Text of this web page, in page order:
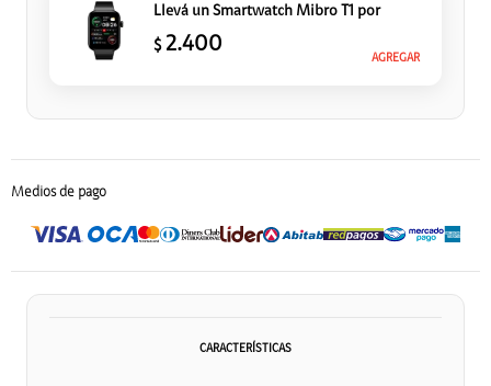
AGREGAR
Llevá un Smartwatch Mibro T1 por
$ 2.400
Medios de pago
CARACTERÍSTICAS